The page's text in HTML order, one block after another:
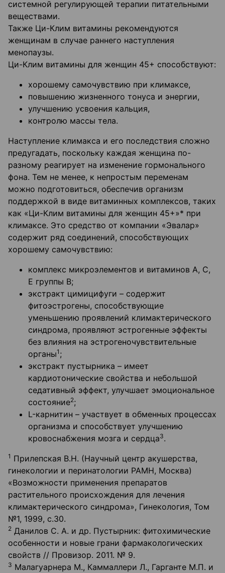
системной регулирующей терапии питательными
веществами.
Также Ци-Клим витамины рекомендуются
женщинам в случае раннего наступления
менопаузы.
Ци-Клим витамины для женщин 45+ способствуют:
хорошему самочувствию при климаксе,
повышению жизненного тонуса и энергии,
улучшению усвоения кальция,
контролю массы тела.
Наступление климакса и его последствия сложно
предугадать, поскольку каждая женщина по-
разному реагирует на изменение гормонального
фона. Тем не менее, к непростым переменам
можно подготовиться, обеспечив организм
поддержкой в виде витаминных комплексов, таких
как «Ци-Клим витамины для женщин 45+»* при
климаксе. Это средство от компании «Эвалар»
содержит ряд соединений, способствующих
хорошему самочувствию:
комплекс микроэлементов и витаминов A, С,
Е группы В;
экстракт цимицифуги – содержит
фитоэстрогены, способствующие
уменьшению проявлений климактерического
синдрома, проявляют эстрогенные эффекты
без влияния на эстрогеночувствительные
органы1 ;
экстракт пустырника – имеет
кардиотонические свойства и небольшой
седативный эффект, улучшает эмоциональное
состояние2;
L-карнитин – участвует в обменных процессах
организма и способствует улучшению
кровоснабжения мозга и сердца3.
1 Прилепская В.Н. (Научный центр акушерства,
гинекологии и перинатологии РАМН, Москва)
«Возможности применения препаратов
растительного происхождения для лечения
климактерического синдрома», Гинекология, Том
№1, 1999, с.30.
2 Данилов С. А. и др. Пустырник: фитохимические
особенности и новые грани фармакологических
свойств // Провизор. 2011. № 9.
3 Малагуарнера М., Каммаллери Л., Гарганте М.П. и